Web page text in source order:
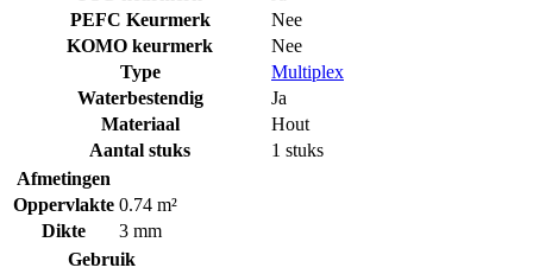
PEFC Keurmerk
Nee
KOMO keurmerk
Nee
Type
Multiplex
Waterbestendig
Ja
Materiaal
Hout
Aantal stuks
1 stuks
Afmetingen
Oppervlakte 0.74 m²
Dikte
3 mm
Gebruik